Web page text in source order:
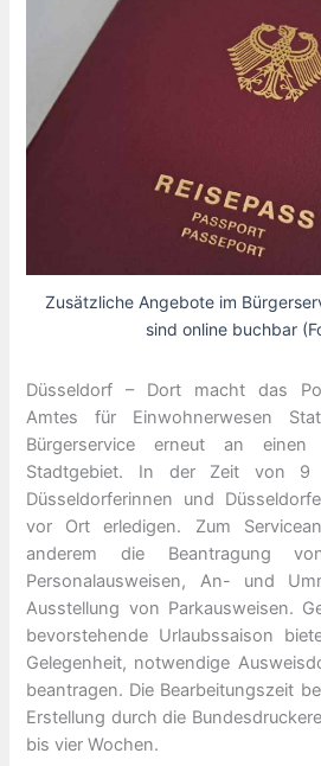
Zusätzliche Angebote im
sind online buchbar
Düsseldorf – Dort macht das
Amtes für Einwohnerwesen
Bürgerservice erneut an
Stadtgebiet. In der Zeit von
Düsseldorferinnen und
vor Ort erledigen. Zum
anderem die Beantragung
Personalausweisen, An- und
Ausstellung von Parkausweisen.
bevorstehende Urlaubssaison
Gelegenheit, notwendige
beantragen. Die Bearbeitungszeit
Erstellung durch die
bis vier Wochen.